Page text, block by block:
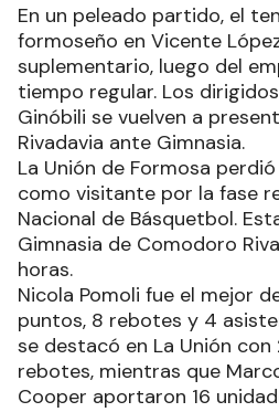
En un peleado partido, el
formoseño en Vicente
suplementario, luego del
tiempo regular. Los
Ginóbili se vuelven a
Rivadavia ante Gimnasia.
La Unión de Formosa
como visitante por la fase
Nacional de Básquetbol.
Gimnasia de Comodoro
horas.
Nicola Pomoli fue el mejor
puntos, 8 rebotes y 4
se destacó en La Unión
rebotes, mientras que
Cooper aportaron 16